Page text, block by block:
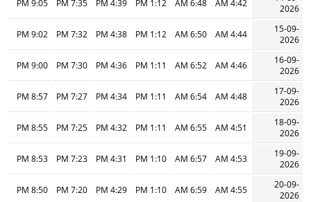
2026
4:42 AM
6:48 AM
1:12 PM
4:39 PM
7:35 PM
9:05 PM
15-09-
2026
4:44 AM
6:50 AM
1:12 PM
4:38 PM
7:32 PM
9:02 PM
16-09-
2026
4:46 AM
6:52 AM
1:11 PM
4:36 PM
7:30 PM
9:00 PM
17-09-
2026
4:48 AM
6:54 AM
1:11 PM
4:34 PM
7:27 PM
8:57 PM
18-09-
2026
4:51 AM
6:55 AM
1:11 PM
4:32 PM
7:25 PM
8:55 PM
19-09-
2026
4:53 AM
6:57 AM
1:10 PM
4:31 PM
7:23 PM
8:53 PM
20-09-
2026
4:55 AM
6:59 AM
1:10 PM
4:29 PM
7:20 PM
8:50 PM